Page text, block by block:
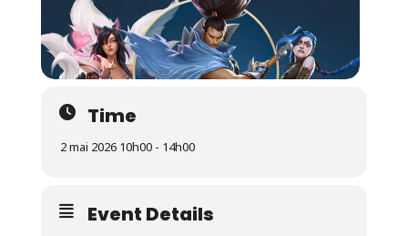
Time
2 mai 2026 10h00 - 14h00
Event Details